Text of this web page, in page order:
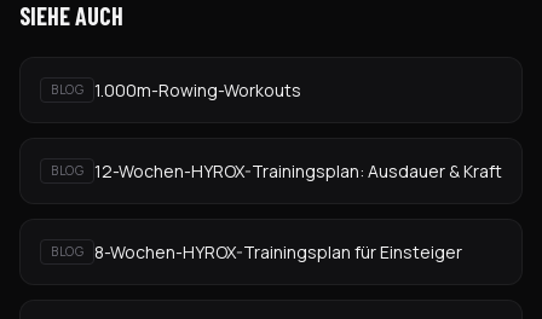
SIEHE AUCH
BLOG 1.000m-Rowing-Workouts
BLOG 12-Wochen-HYROX-Trainingsplan: Ausdauer & Kraft
BLOG 8-Wochen-HYROX-Trainingsplan für Einsteiger